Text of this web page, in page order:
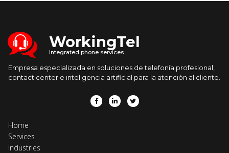
WorkingTel
Integrated phone services
Empresa especializada en soluciones de telefonía profesional,
contact center e inteligencia artificial para la atención al cliente.
  
Home
Services
Industries